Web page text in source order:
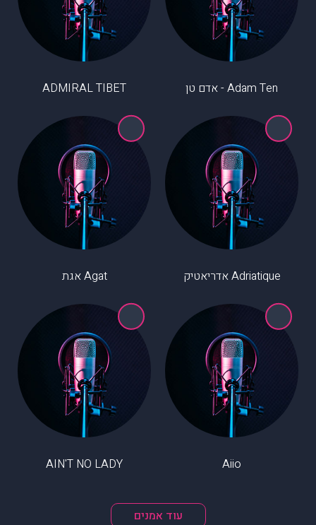
Adam Ten - אדם טן ADMIRAL TIBET
Adriatique אדריאטיק Agat אגת
Aiio
AIN'T NO LADY
עוד אמנים